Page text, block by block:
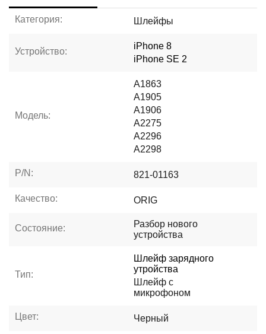
Категория: Шлейфы
Устройство:
iPhone 8
iPhone SE 2
Модель:
A1863
A1905
A1906
A2275
A2296
A2298
P/N: 821-01163
Качество: ORIG
Состояние:
Разбор нового
устройства
Тип:
Шлейф зарядного
утройства
Шлейф с
микрофоном
Цвет: Черный